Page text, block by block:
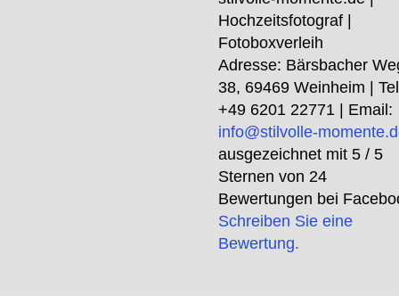
Hochzeitsfotograf |
Fotoboxverleih
Adresse: Bärsbacher
38, 69469Weinheim |
+49 6201 22771| Email:
info@stilvolle-
ausgezeichnet mit 5/ 5
Sternen von 24
Bewertungen bei
Schreiben Sie eine
Bewertung.